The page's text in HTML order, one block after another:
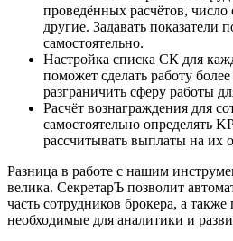
проведённых расчётов,
другие. Задавать показатели
самостоятельно.
Настройка списка СК для
поможет сделать работу
разграничить сферу работы
Расчёт вознаграждения для
самостоятельно определять
рассчитывать выплаты на их
Разница в работе с нашим
велика. СекретарЪ позволит
часть сотрудников брокера, а
необходимые для аналитики и